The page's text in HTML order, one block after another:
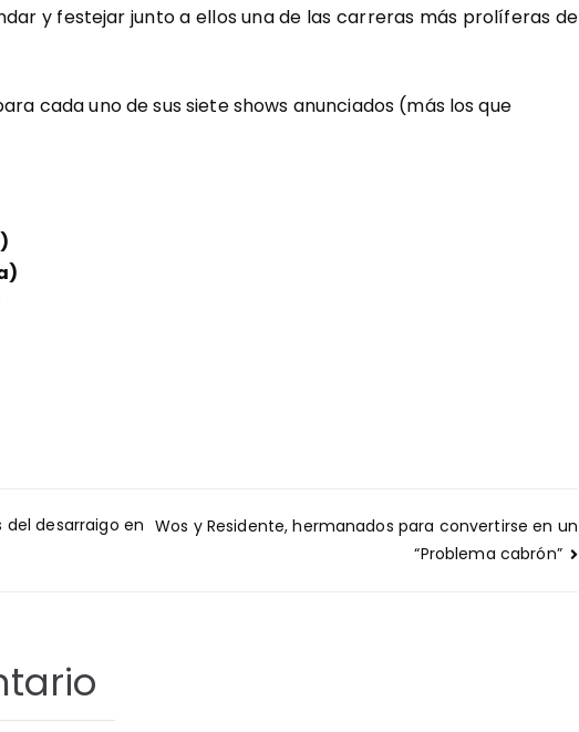
y festejar junto a ellos una de las carreras más prolíferas de
cada uno de sus siete shows anunciados (más los que
desarraigo en Wos y Residente, hermanados para convertirse en un
“Problema cabrón”